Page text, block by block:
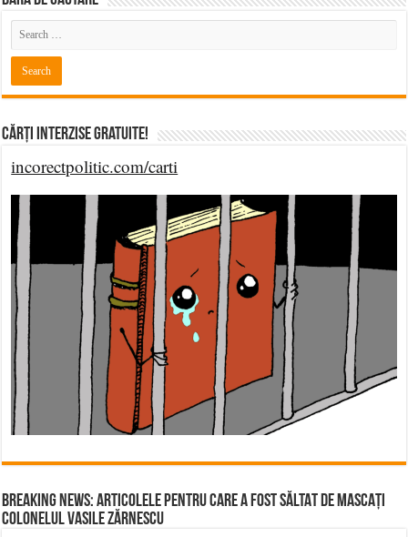
Cărți Interzise Gratuite!
incorectpolitic.com/carti
BREAKING NEWS: ARTICOLELE PENTRU CARE A FOST SĂLTAT DE MASCAȚI
COLONELUL VASILE ZĂRNESCU